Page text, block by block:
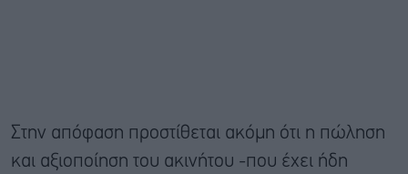
Στην απόφαση προστίθεται ακόμη ότι η πώληση
και αξιοποίηση του ακινήτου -που έχει ήδη